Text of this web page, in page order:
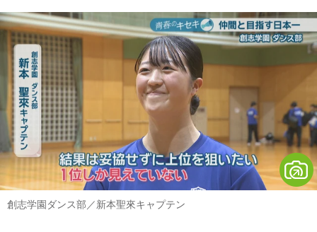
創志学園ダンス部／新本聖來キャプテン